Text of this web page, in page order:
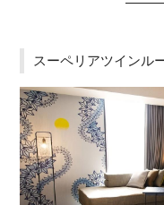
スーペリアツインル